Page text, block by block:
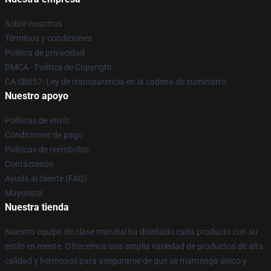
Sobre nosotros
Términos y condiciones
Política de privacidad
DMCA - Política de Copyright
CA SB657: Ley de transparencia en la cadena de suministro
Nuestro apoyo
Políticas de envío
Condiciones de pago
Políticas de reembolso
Contáctenos
Ayuda al cliente (FAQ)
Mayorista
Nuestra tienda
Nuestro equipo de clase mundial ha diseñado cada producto con su
estilo en mente. Ofrecemos una amplia variedad de productos de alta
calidad y hermosos para asegurarse de que se mantenga único y